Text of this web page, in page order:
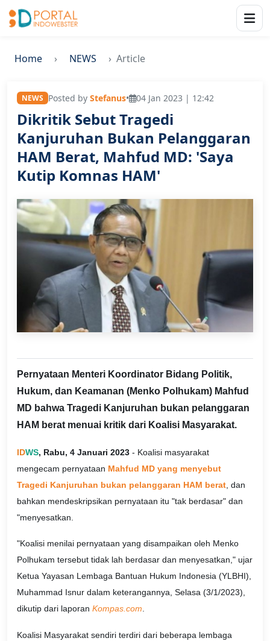
Home NEWS Article
NEWS Posted by Stefanus• 04 Jan 2023 | 12:42
Dikritik Sebut Tragedi
Kanjuruhan Bukan Pelanggaran
HAM Berat, Mahfud MD: 'Saya
Kutip Komnas HAM'
Pernyataan Menteri Koordinator Bidang Politik,
Hukum, dan Keamanan (Menko Polhukam) Mahfud
MD bahwa Tragedi Kanjuruhan bukan pelanggaran
HAM berat menuai kritik dari Koalisi Masyarakat.
IDWS, Rabu, 4 Januari 2023 - Koalisi masyarakat
mengecam pernyataan Mahfud MD yang menyebut
Tragedi Kanjuruhan bukan pelanggaran HAM berat , dan
bahkan mendeskripsikan pernyataan itu "tak berdasar" dan
"menyesatkan.
"Koalisi menilai pernyataan yang disampaikan oleh Menko
Polhukam tersebut tidak lah berdasar dan menyesatkan," ujar
Ketua Yayasan Lembaga Bantuan Hukum Indonesia (YLBHI),
Muhammad Isnur dalam keterangannya, Selasa (3/1/2023),
dikutip dari laporan Kompas.com.
Koalisi Masyarakat sendiri terdiri dari beberapa lembaga